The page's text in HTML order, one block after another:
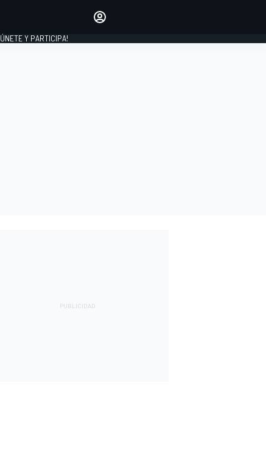
INICIAR SESIÓN
Y PARTICIPA!